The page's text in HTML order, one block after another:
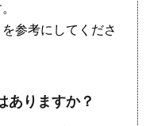
を参考にしてくださ
ありますか？